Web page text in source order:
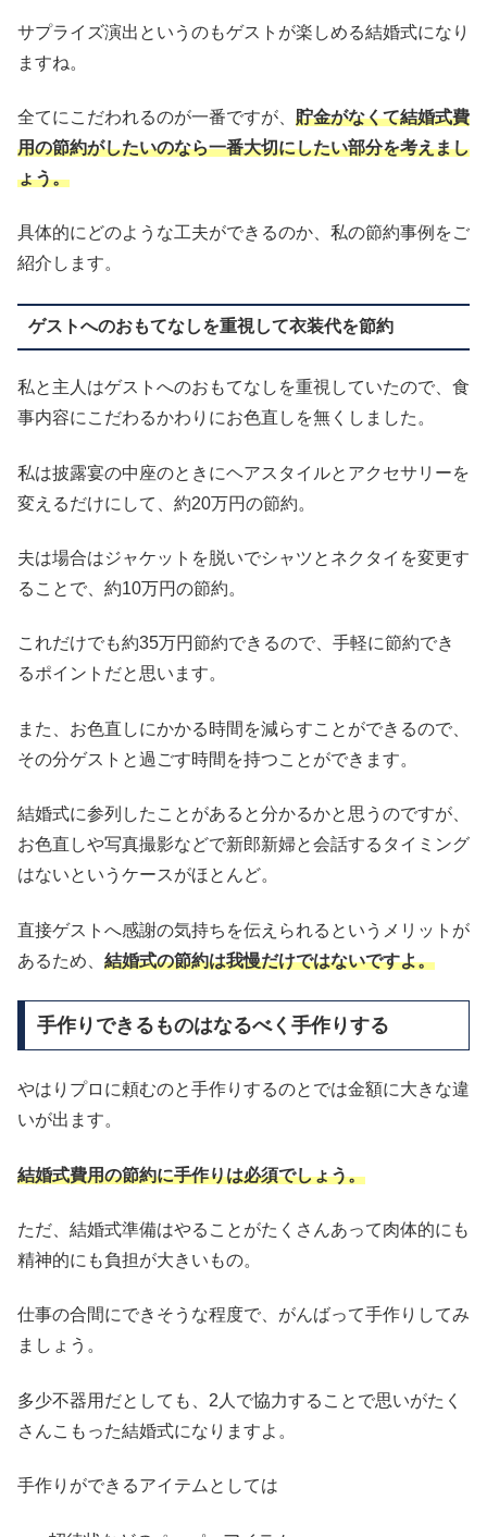
サプライズ演出というのもゲストが楽しめる結婚式になり
ますね。
全てにこだわれるのが一番ですが、 貯金がなくて結婚式費
用の節約がしたいのなら一番大切にしたい部分を考えまし
ょう。
具体的にどのような工夫ができるのか、私の節約事例をご
紹介します。
ゲストへのおもてなしを重視して衣装代を節約
私と主人はゲストへのおもてなしを重視していたので、食
事内容にこだわるかわりにお色直しを無くしました。
私は披露宴の中座のときにヘアスタイルとアクセサリーを
変えるだけにして、約20万円の節約。
夫は場合はジャケットを脱いでシャツとネクタイを変更す
ることで、約10万円の節約。
これだけでも約35万円節約できるので、手軽に節約でき
るポイントだと思います。
また、お色直しにかかる時間を減らすことができるので、
その分ゲストと過ごす時間を持つことができます。
結婚式に参列したことがあると分かるかと思うのですが、
お色直しや写真撮影などで新郎新婦と会話するタイミング
はないというケースがほとんど。
直接ゲストへ感謝の気持ちを伝えられるというメリットが
あるため、 結婚式の節約は我慢だけではないですよ。
手作りできるものはなるべく手作りする
やはりプロに頼むのと手作りするのとでは金額に大きな違
いが出ます。
結婚式費用の節約に手作りは必須でしょう。
ただ、結婚式準備はやることがたくさんあって肉体的にも
精神的にも負担が大きいもの。
仕事の合間にできそうな程度で、がんばって手作りしてみ
ましょう。
多少不器用だとしても、2人で協力することで思いがたく
さんこもった結婚式になりますよ。
手作りができるアイテムとしては